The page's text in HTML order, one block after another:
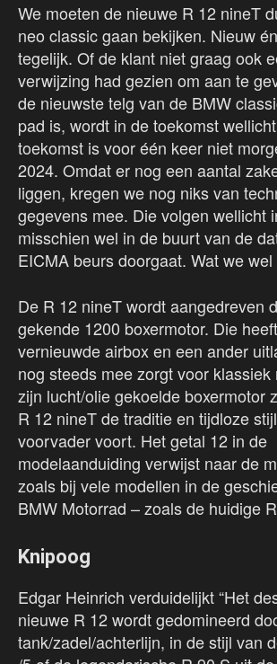
We moeten de nieuwe R 12 nineT
neo classic gaan bekijken. Nieuw
tegelijk. Of de klant niet graag ook
verwijzing had gezien om aan te
de nieuwste telg van de BMW
pad is, wordt in de toekomst
toekomst is voor één keer niet
2024. Omdat er nog een aantal
liggen, kregen we nog niks van
gegevens mee. Die volgen wellicht
misschien wel in de buurt van de
EICMA beurs doorgaat. Wat we
De R 12 nineT wordt aangedreven
gekende 1200 boxermotor. Die
vernieuwde airbox en een ander
nog steeds mee zorgt voor klassiek
zijn lucht/olie gekoelde boxermotor
R 12 nineT de traditie en tijdloze
voorvader voort. Het getal 12 in de
modelaanduiding verwijst naar de
zoals bij vele modellen in de
BMW Motorrad – zoals de huidige
Knipoog
Edgar Heinrich verduidelijkt “Het
nieuwe R 12 wordt gedomineerd
tank/zadel/achterlijn, in de stijl van